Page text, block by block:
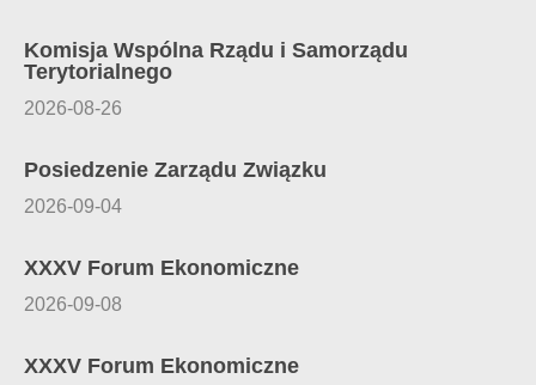
Komisja Wspólna Rządu i Samorządu
Terytorialnego
2026-08-26
Posiedzenie Zarządu Związku
2026-09-04
XXXV Forum Ekonomiczne
2026-09-08
XXXV Forum Ekonomiczne